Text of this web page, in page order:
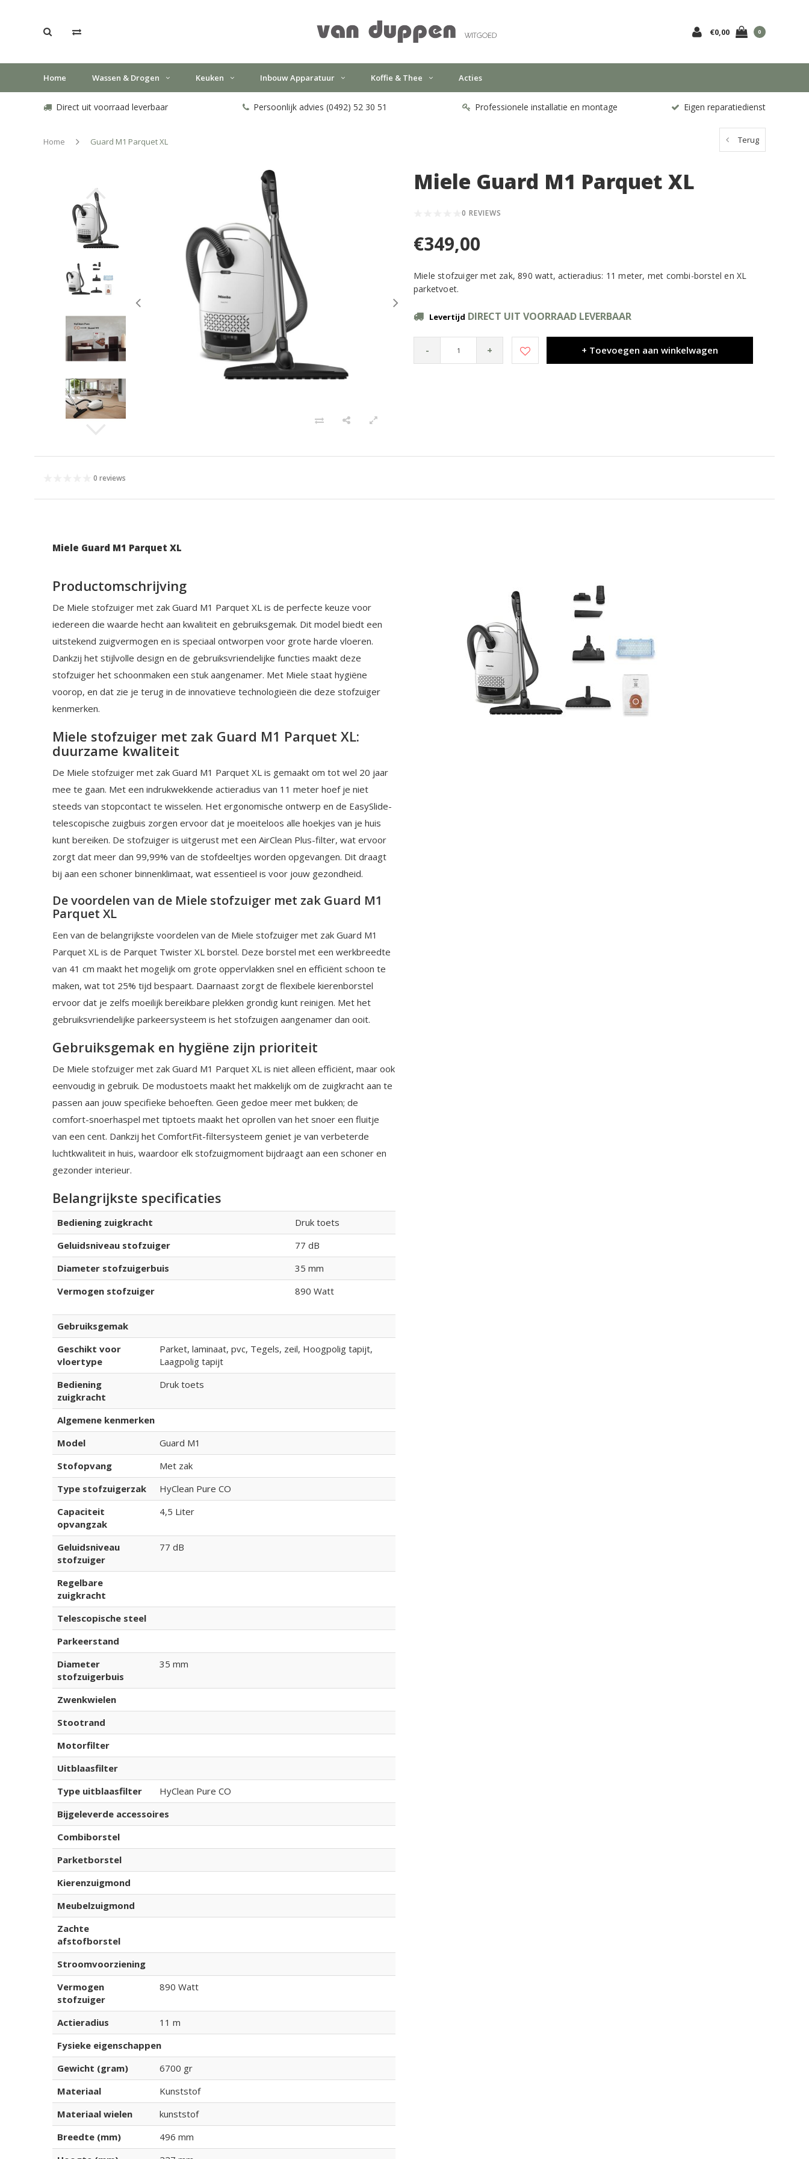
€0,00 0
Home Wassen & Drogen Keuken Inbouw Apparatuur Koffie & Thee Acties
Direct uit voorraad leverbaar Persoonlijk advies (0492) 52 30 51 Professionele installatie en montage Eigen reparatiedienst
Home Guard M1 Parquet XL Terug
Miele Guard M1 Parquet XL
0 REVIEWS
€349,00
Miele stofzuiger met zak, 890 watt, actieradius: 11 meter, met combi-borstel en XL
parketvoet.
Levertijd DIRECT UIT VOORRAAD LEVERBAAR
- + + Toevoegen aan winkelwagen
0 reviews
Miele Guard M1 Parquet XL
Productomschrijving
De Miele stofzuiger met zak Guard M1 Parquet XL is de perfecte keuze voor
iedereen die waarde hecht aan kwaliteit en gebruiksgemak. Dit model biedt een
uitstekend zuigvermogen en is speciaal ontworpen voor grote harde vloeren.
Dankzij het stijlvolle design en de gebruiksvriendelijke functies maakt deze
stofzuiger het schoonmaken een stuk aangenamer. Met Miele staat hygiëne
voorop, en dat zie je terug in de innovatieve technologieën die deze stofzuiger
kenmerken.
Miele stofzuiger met zak Guard M1 Parquet XL:
duurzame kwaliteit
De Miele stofzuiger met zak Guard M1 Parquet XL is gemaakt om tot wel 20 jaar
mee te gaan. Met een indrukwekkende actieradius van 11 meter hoef je niet
steeds van stopcontact te wisselen. Het ergonomische ontwerp en de EasySlide-
telescopische zuigbuis zorgen ervoor dat je moeiteloos alle hoekjes van je huis
kunt bereiken. De stofzuiger is uitgerust met een AirClean Plus-filter, wat ervoor
zorgt dat meer dan 99,99% van de stofdeeltjes worden opgevangen. Dit draagt
bij aan een schoner binnenklimaat, wat essentieel is voor jouw gezondheid.
De voordelen van de Miele stofzuiger met zak Guard M1
Parquet XL
Een van de belangrijkste voordelen van de Miele stofzuiger met zak Guard M1
Parquet XL is de Parquet Twister XL borstel. Deze borstel met een werkbreedte
van 41 cm maakt het mogelijk om grote oppervlakken snel en efficiënt schoon te
maken, wat tot 25% tijd bespaart. Daarnaast zorgt de flexibele kierenborstel
ervoor dat je zelfs moeilijk bereikbare plekken grondig kunt reinigen. Met het
gebruiksvriendelijke parkeersysteem is het stofzuigen aangenamer dan ooit.
Gebruiksgemak en hygiëne zijn prioriteit
De Miele stofzuiger met zak Guard M1 Parquet XL is niet alleen efficiënt, maar ook
eenvoudig in gebruik. De modustoets maakt het makkelijk om de zuigkracht aan te
passen aan jouw specifieke behoeften. Geen gedoe meer met bukken; de
comfort-snoerhaspel met tiptoets maakt het oprollen van het snoer een fluitje
van een cent. Dankzij het ComfortFit-filtersysteem geniet je van verbeterde
luchtkwaliteit in huis, waardoor elk stofzuigmoment bijdraagt aan een schoner en
gezonder interieur.
Belangrijkste specificaties
Bediening zuigkracht
Druk toets
Geluidsniveau stofzuiger
77 dB
Diameter stofzuigerbuis
35 mm
Vermogen stofzuiger
890 Watt
Gebruiksgemak
Geschikt voor
vloertype
Parket, laminaat, pvc, Tegels, zeil, Hoogpolig tapijt,
Laagpolig tapijt
Bediening
zuigkracht
Druk toets
Algemene kenmerken
Model
Guard M1
Stofopvang
Met zak
Type stofzuigerzak
HyClean Pure CO
Capaciteit
opvangzak
4,5 Liter
Geluidsniveau
stofzuiger
77 dB
Regelbare
zuigkracht
Telescopische steel
Parkeerstand
Diameter
stofzuigerbuis
35 mm
Zwenkwielen
Stootrand
Motorfilter
Uitblaasfilter
Type uitblaasfilter
HyClean Pure CO
Bijgeleverde accessoires
Combiborstel
Parketborstel
Kierenzuigmond
Meubelzuigmond
Zachte
afstofborstel
Stroomvoorziening
Vermogen
stofzuiger
890 Watt
Actieradius
11 m
Fysieke eigenschappen
Gewicht (gram)
6700 gr
Materiaal
Kunststof
Materiaal wielen
kunststof
Breedte (mm)
496 mm